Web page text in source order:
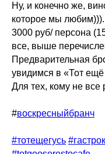
Ну, и конечно же,
которое мы любим))).
3000 руб/ персона
все, выше
Предварительная
увидимся в «Тот
Для тех, кому не все
#воскресныйбранч
#тотещегусь